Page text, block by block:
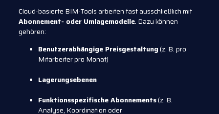
Cloud-basierte BIM-Tools arbeiten fast ausschließlich mit
Abonnement- oder Umlagemodelle. Dazu können
gehören:
Benutzerabhängige Preisgestaltung(z. B. pro
Mitarbeiter pro Monat)
Lagerungsebenen
Funktionsspezifische Abonnements(z. B.
Analyse, Koordination oder